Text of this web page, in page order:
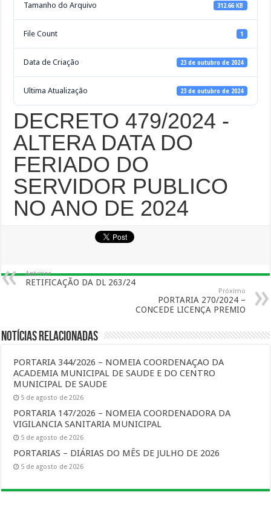
Tamanho do Arquivo 312.66 KB
File Count 1
Data de Criação 23 de outubro de 2024
Ultima Atualização 23 de outubro de 2024
DECRETO 479/2024 -
ALTERA DATA DO
FERIADO DO
SERVIDOR PUBLICO
NO ANO DE 2024
Anterior
RETIFICAÇÃO DA DL 263/24
Próximo
PORTARIA 270/2024 –
CONCEDE LICENÇA PREMIO
Notícias Relacionadas
PORTARIA 344/2026 – NOMEIA COORDENAÇAO DA
ACADEMIA MUNICIPAL DE SAUDE E DO CENTRO
MUNICIPAL DE SAUDE
5 de agosto de 2026
PORTARIA 147/2026 – NOMEIA COORDENADORA DA
VIGILANCIA SANITARIA MUNICIPAL
5 de agosto de 2026
PORTARIAS – DIÁRIAS DO MÊS DE JULHO DE 2026
5 de agosto de 2026